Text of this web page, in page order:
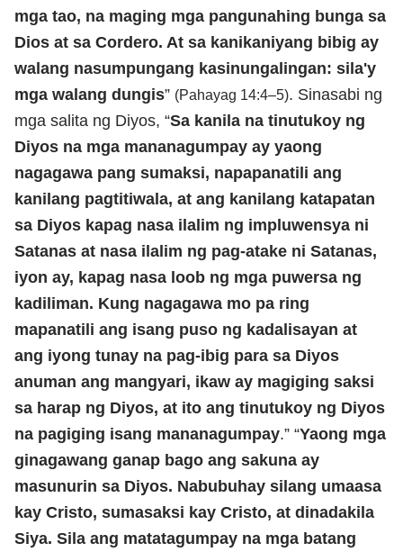
mga tao, na maging mga pangunahing bunga sa
Dios at sa Cordero. At sa kanikaniyang bibig ay
walang nasumpungang kasinungalingan: sila'y
mga walang dungis” (Pahayag 14:4–5). Sinasabi ng
mga salita ng Diyos, “Sa kanila na tinutukoy ng
Diyos na mga mananagumpay ay yaong
nagagawa pang sumaksi, napapanatili ang
kanilang pagtitiwala, at ang kanilang katapatan
sa Diyos kapag nasa ilalim ng impluwensya ni
Satanas at nasa ilalim ng pag-atake ni Satanas,
iyon ay, kapag nasa loob ng mga puwersa ng
kadiliman. Kung nagagawa mo pa ring
mapanatili ang isang puso ng kadalisayan at
ang iyong tunay na pag-ibig para sa Diyos
anuman ang mangyari, ikaw ay magiging saksi
sa harap ng Diyos, at ito ang tinutukoy ng Diyos
na pagiging isang mananagumpay.” “Yaong mga
ginagawang ganap bago ang sakuna ay
masunurin sa Diyos. Nabubuhay silang umaasa
kay Cristo, sumasaksi kay Cristo, at dinadakila
Siya. Sila ang matatagumpay na mga batang